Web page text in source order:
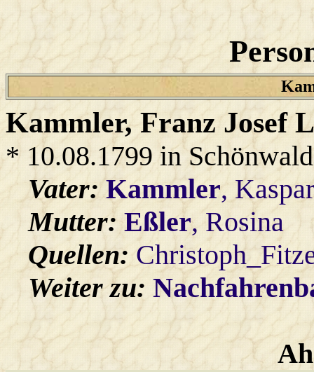
Kammler, Franz Josef
* 10.08.1799 in
Vater:Kammler, Kaspar
Mutter:Eßler, Rosina
Quellen:
Weiter zu: